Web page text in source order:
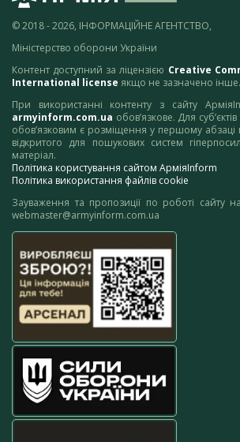
© 2018 - 2026, ІНФОРМАЦІЙНЕ АГЕНТСТВО,
Міністерство оборони України
Контент доступний за ліцензією Creative
International license якщо не зазначено інше.
При використанні контенту з сайту
armyinform.com.ua обов’язкове. Для
обов’язковим є розміщення у першому абзаці
відкритого для пошукових систем
матеріал.
Політика користування сайтом АрміяInform
Політика використання файлів cookie
Зауваження та пропозиції по роботі сайту
webmaster@armyinform.com.ua